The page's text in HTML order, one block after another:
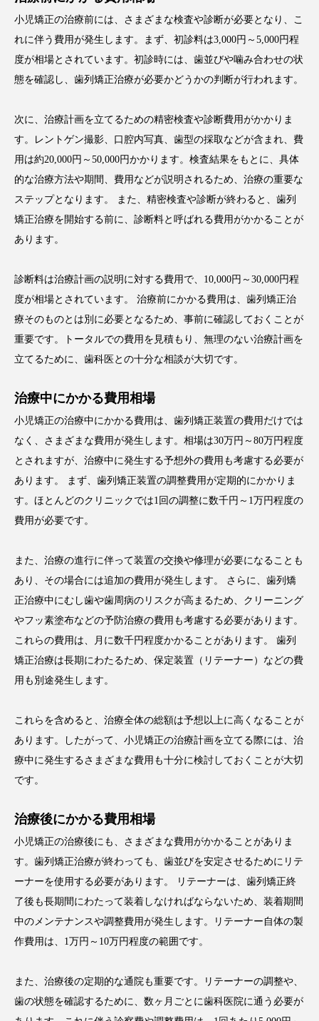
小児矯正の治療前には、さまざまな検査や診断が必要となり、こ
れに伴う費用が発生します。まず、初診料は3,000円～5,000円程
度が相場とされています。初診時には、歯並びや噛み合わせの状
態を確認し、歯列矯正治療が必要かどうかの判断が行われます。
次に、治療計画を立てるための精密検査や診断費用がかかりま
す。レントゲン撮影、口腔内写真、歯型の採取などが含まれ、費
用は約20,000円～50,000円かかります。検査結果をもとに、具体
的な治療方法や期間、費用などが説明されるため、治療の重要な
ステップとなります。 また、精密検査や診断が終わると、歯列
矯正治療を開始する前に、診断料と呼ばれる費用がかかることが
あります。
診断料は治療計画の説明に対する費用で、10,000円～30,000円程
度が相場とされています。 治療前にかかる費用は、歯列矯正治
療そのものとは別に必要となるため、事前に確認しておくことが
重要です。トータルでの費用を見積もり、無理のない治療計画を
立てるために、歯科医との十分な相談が大切です。
治療中にかかる費用相場
小児矯正の治療中にかかる費用は、歯列矯正装置の費用だけでは
なく、さまざまな費用が発生します。相場は30万円～80万円程度
とされますが、治療中に発生する予想外の費用も考慮する必要が
あります。 まず、歯列矯正装置の調整費用が定期的にかかりま
す。ほとんどのクリニックでは1回の調整に数千円～1万円程度の
費用が必要です。
また、治療の進行に伴って装置の交換や修理が必要になることも
あり、その場合には追加の費用が発生します。 さらに、歯列矯
正治療中にむし歯や歯周病のリスクが高まるため、クリーニング
やフッ素塗布などの予防治療の費用も考慮する必要があります。
これらの費用は、月に数千円程度かかることがあります。 歯列
矯正治療は長期にわたるため、保定装置（リテーナー）などの費
用も別途発生します。
これらを含めると、治療全体の総額は予想以上に高くなることが
あります。したがって、小児矯正の治療計画を立てる際には、治
療中に発生するさまざまな費用も十分に検討しておくことが大切
です。
治療後にかかる費用相場
小児矯正の治療後にも、さまざまな費用がかかることがありま
す。歯列矯正治療が終わっても、歯並びを安定させるためにリテ
ーナーを使用する必要があります。 リテーナーは、歯列矯正終
了後も長期間にわたって装着しなければならないため、装着期間
中のメンテナンスや調整費用が発生します。リテーナー自体の製
作費用は、1万円～10万円程度の範囲です。
また、治療後の定期的な通院も重要です。リテーナーの調整や、
歯の状態を確認するために、数ヶ月ごとに歯科医院に通う必要が